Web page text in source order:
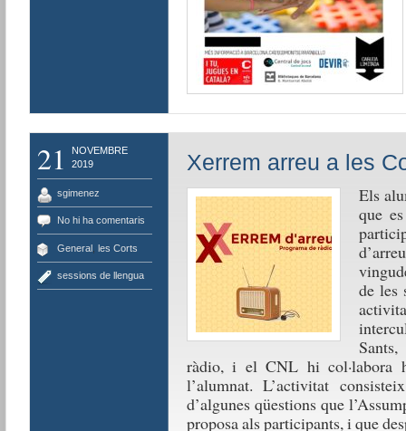
21
NOVEMBRE
2019
sgimenez
No hi ha comentaris
General, les Corts
sessions de llengua
Xerrem arreu a les
Els
que
de les
ràdio, i el CNL hi col·labora
l’alumnat. L’activitat
d’algunes qüestions que
proposa als participants, i que